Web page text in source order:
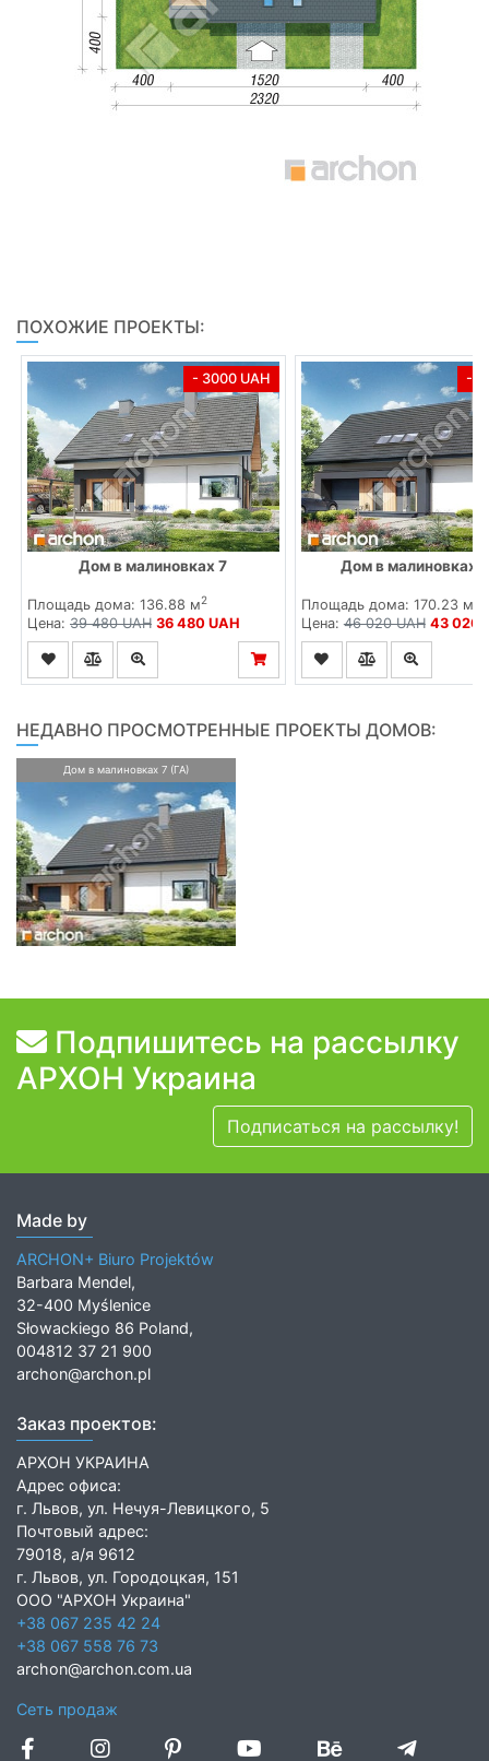
ПОХОЖИЕ ПРОЕКТЫ:
- 3000 UAH
Дом в малиновках 7
Площадь дома: 136.88 м2
Цена: 39 480 UAH 36 480 UAH
-
Дом в малиновках
Площадь дома: 170.23 м
Цена:46 020 UAH 43 020
НЕДАВНО ПРОСМОТРЕННЫЕ ПРОЕКТЫ ДОМОВ:
Дом в малиновках 7 (ГА)
Подпишитесь на рассылку
АРХОН Украина
Подписаться на рассылку!
Made by
ARCHON+ Biuro Projektów
Barbara Mendel,
32-400 Myślenice
Słowackiego 86 Poland,
004812 37 21 900
archon@archon.pl
Заказ проектов:
АРХОН УКРАИНА
Адрес офиса:
г. Львов, ул. Нечуя-Левицкого, 5
Почтовый адрес:
79018, а/я 9612
г. Львов, ул. Городоцкая, 151
ООО "АРХОН Украина"
+38 067 235 42 24
+38 067 558 76 73
archon@archon.com.ua
Сеть продаж